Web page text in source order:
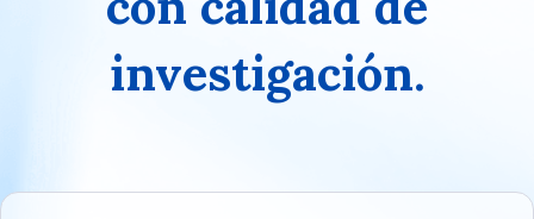
investigación.